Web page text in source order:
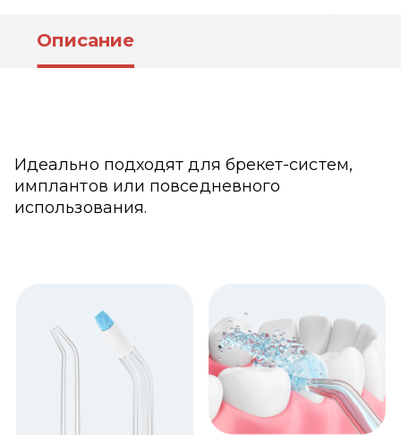
Описание
Идеально подходят для брекет-систем,
имплантов или повседневного
использования.